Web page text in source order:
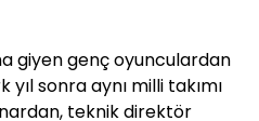
giyen genç oyunculardan
yıl sonra aynı milli takımı
teknik direktör